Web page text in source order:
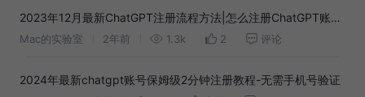
2023年12月最新ChatGPT注册流程方法|怎么注册ChatGPT账
号？
Mac的实验室 2年前 1.3k 2 评论
2024年最新chatgpt账号保姆级2分钟注册教程-无需手机号验证